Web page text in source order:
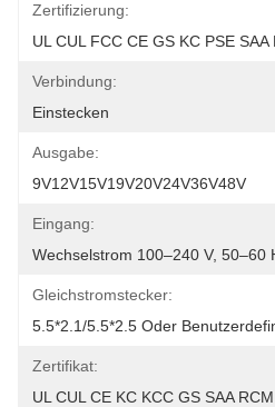
Zertifizierung:
UL CUL FCC CE GS KC PSE
Verbindung:
Einstecken
Ausgabe:
9V12V15V19V20V24V36V48V
Eingang:
Wechselstrom 100–240 V, 50–60
Gleichstromstecker:
5.5*2.1/5.5*2.5 Oder
Zertifikat:
UL CUL CE KC KCC GS SAA